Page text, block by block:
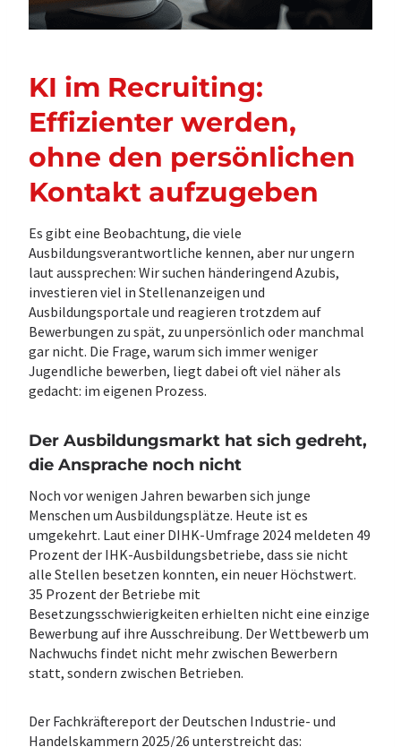
KI im Recruiting:
Effizienter werden,
ohne den persönlichen
Kontakt aufzugeben
Es gibt eine Beobachtung, die viele
Ausbildungsverantwortliche kennen, aber nur ungern
laut aussprechen: Wir suchen händeringend Azubis,
investieren viel in Stellenanzeigen und
Ausbildungsportale und reagieren trotzdem auf
Bewerbungen zu spät, zu unpersönlich oder manchmal
gar nicht. Die Frage, warum sich immer weniger
Jugendliche bewerben, liegt dabei oft viel näher als
gedacht: im eigenen Prozess.
Der Ausbildungsmarkt hat sich gedreht,
die Ansprache noch nicht
Noch vor wenigen Jahren bewarben sich junge
Menschen um Ausbildungsplätze. Heute ist es
umgekehrt. Laut einer DIHK-Umfrage 2024 meldeten 49
Prozent der IHK-Ausbildungsbetriebe, dass sie nicht
alle Stellen besetzen konnten, ein neuer Höchstwert.
35 Prozent der Betriebe mit
Besetzungsschwierigkeiten erhielten nicht eine einzige
Bewerbung auf ihre Ausschreibung. Der Wettbewerb um
Nachwuchs findet nicht mehr zwischen Bewerbern
statt, sondern zwischen Betrieben.
Der Fachkräftereport der Deutschen Industrie- und
Handelskammern 2025/26 unterstreicht das: